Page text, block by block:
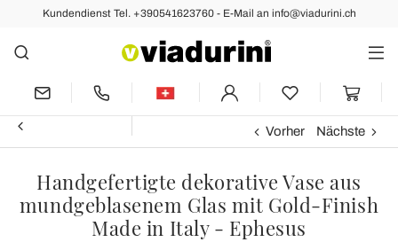
Kundendienst Tel. +390541623760 - E-Mail an info@viadurini.ch
Vorher Nächste
Handgefertigte dekorative Vase aus
mundgeblasenem Glas mit Gold-Finish
Made in Italy - Ephesus